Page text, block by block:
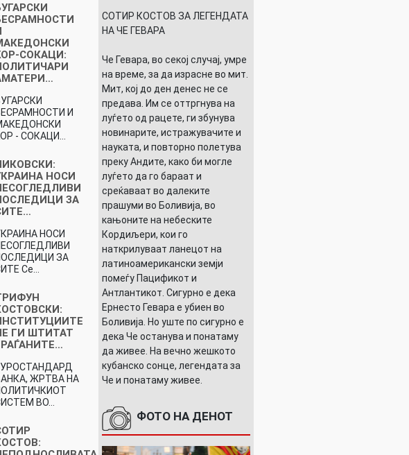
СОКАЦИ:
И
- СОКАЦИ…
НОСИ
ЗА
НОСИ
ЗА
Се…
ГИ ШТИТАТ
ЖРТВА НА
ВО…
СОТИР КОСТОВ ЗА ЛЕГЕНДАТА
НА ЧЕ ГЕВАРА
Че Гевара, во секој случај, умре
на време, за да израсне во мит.
Мит, кој до ден денес не се
предава. Им се оттргнува на
луѓето од рацете, ги збунува
новинарите, истражувачите и
науката, и повторно полетува
преку Андите, како би могле
луѓето да го бараат и
среќаваат во далеките
прашуми во Боливија, во
кањоните на небеските
Кордиљери, кои го
наткрилуваат ланецот на
латиноамерикански земји
помеѓу Пацификот и
Антлантикот. Сигурно е дека
Ернесто Гевара е убиен во
Боливија. Но уште по сигурно е
дека Че останува и понатаму
да живее. На вечно жешкото
кубанско сонце, легендата за
Че и понатаму живее.
ФОТО НА ДЕНОТ